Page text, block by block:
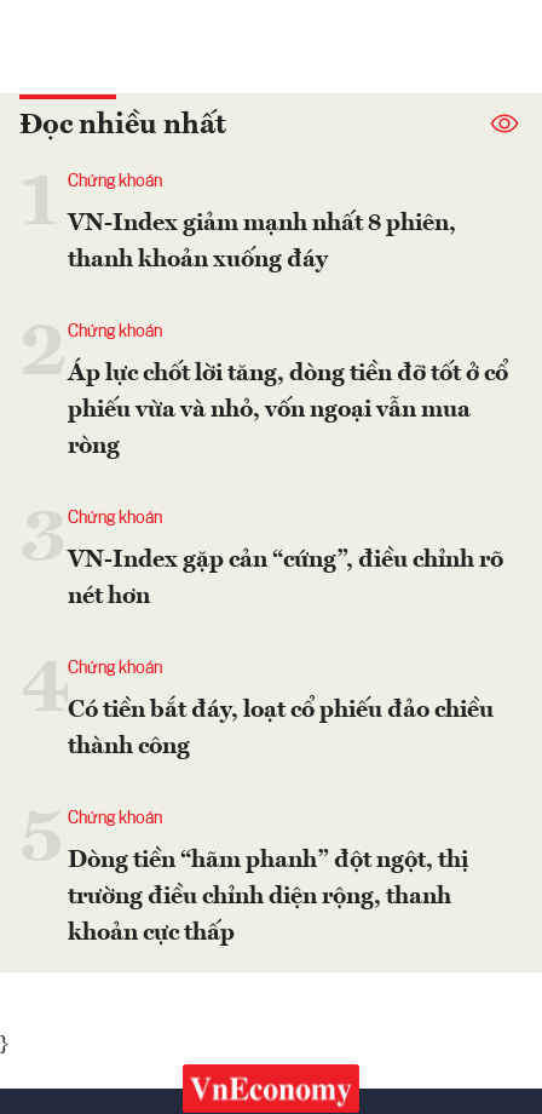
Đọc nhiều nhất
Chứng khoán
VN-Index giảm mạnh nhất 8 phiên,
thanh khoản xuống đáy
2Chứng khoán
Áp lực chốt lời tăng, dòng tiền đỡ tốt ở cổ
phiếu vừa và nhỏ, vốn ngoại vẫn mua
ròng
Chứng khoán
VN-Index gặp cản “cứng”, điều chỉnh rõ
nét hơn
4Chứng khoán
Có tiền bắt đáy, loạt cổ phiếu đảo chiều
thành công
Chứng khoán
Dòng tiền “hãm phanh” đột ngột, thị
trường điều chỉnh diện rộng, thanh
khoản cực thấp
}